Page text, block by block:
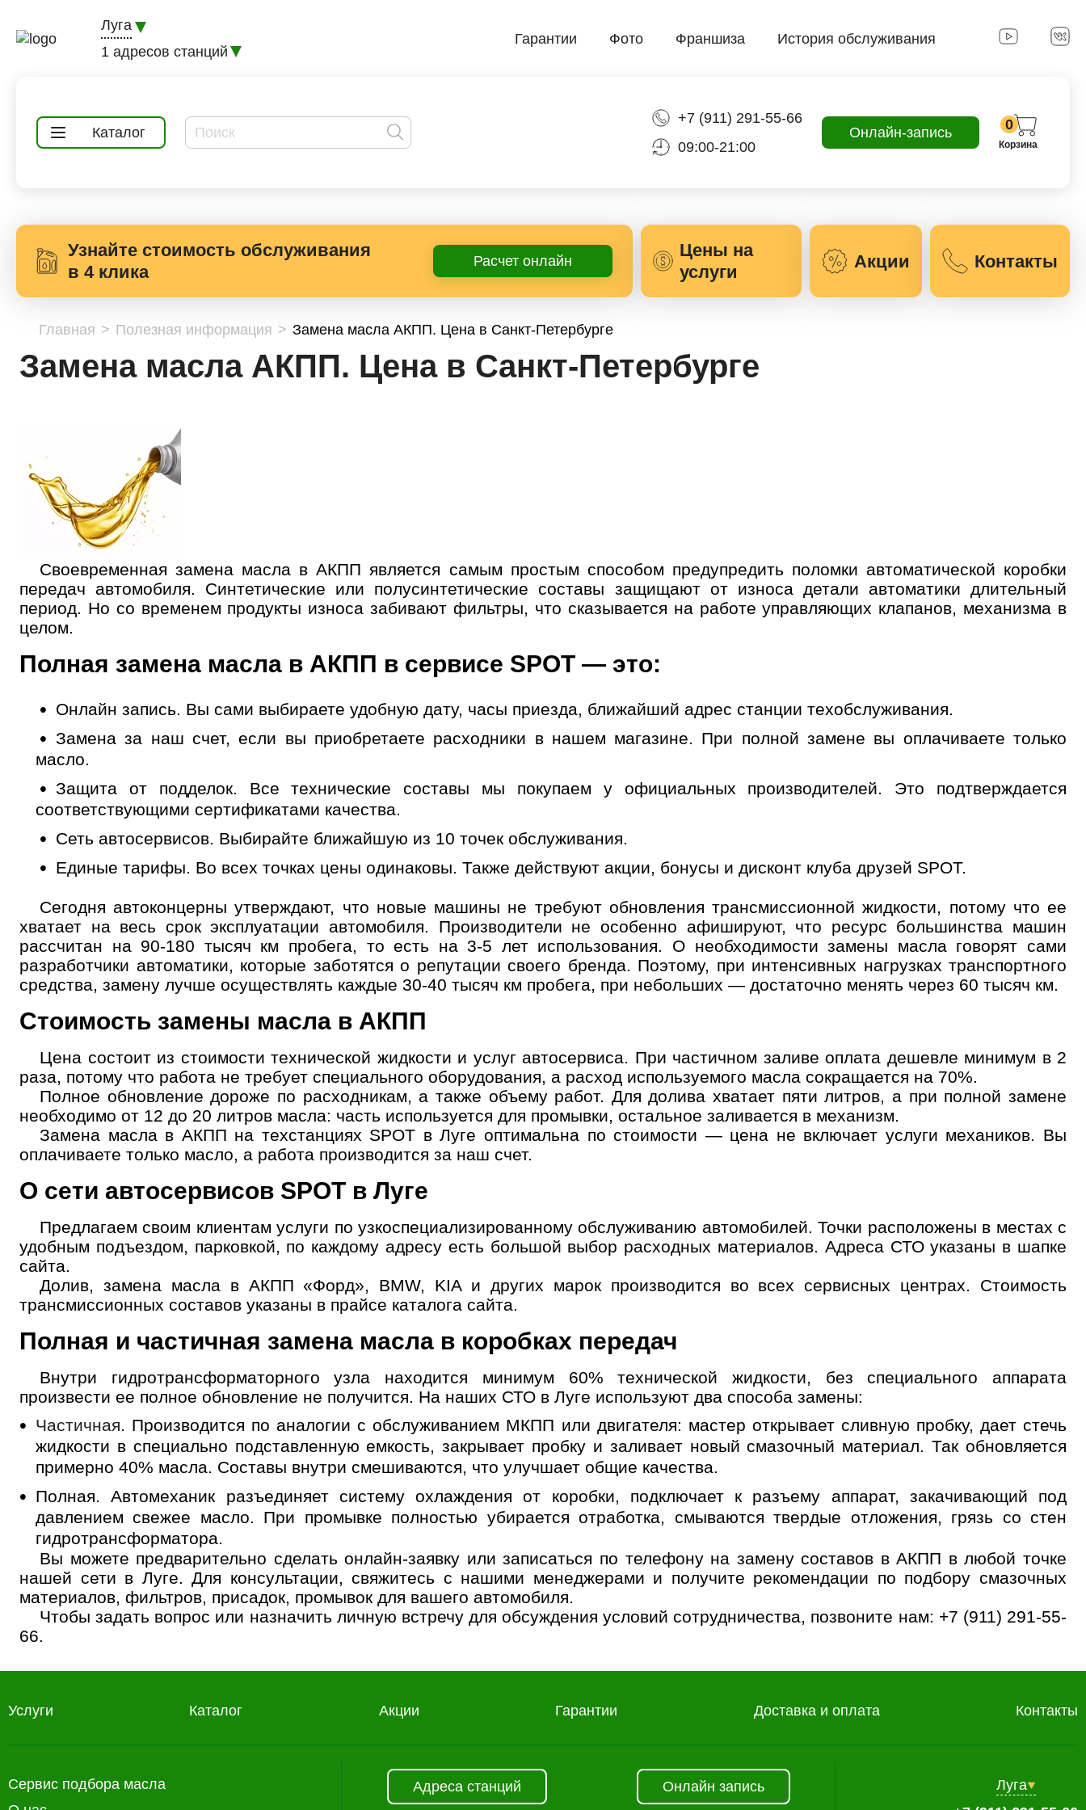
Луга
1 адресов станций
Гарантии Фото Франшиза История обслуживания
Каталог
+7 (911) 291-55-66
09:00-21:00
Онлайн-запись 0
Корзина
Узнайте стоимость обслуживания
в 4 клика
Расчет онлайн
Цены на
услуги
Акции Контакты
Главная Полезная информация Замена масла АКПП. Цена в Санкт-Петербурге
Замена масла АКПП. Цена в Санкт-Петербурге
Своевременная замена масла в АКПП является самым простым способом предупредить поломки автоматической коробки
передач автомобиля. Синтетические или полусинтетические составы защищают от износа детали автоматики длительный
период. Но со временем продукты износа забивают фильтры, что сказывается на работе управляющих клапанов, механизма в
целом.
Полная замена масла в АКПП в сервисе SPOT — это:
Онлайн запись. Вы сами выбираете удобную дату, часы приезда, ближайший адрес станции техобслуживания.
Замена за наш счет, если вы приобретаете расходники в нашем магазине. При полной замене вы оплачиваете только
масло.
Защита от подделок. Все технические составы мы покупаем у официальных производителей. Это подтверждается
соответствующими сертификатами качества.
Сеть автосервисов. Выбирайте ближайшую из 10 точек обслуживания.
Единые тарифы. Во всех точках цены одинаковы. Также действуют акции, бонусы и дисконт клуба друзей SPOT.
Сегодня автоконцерны утверждают, что новые машины не требуют обновления трансмиссионной жидкости, потому что ее
хватает на весь срок эксплуатации автомобиля. Производители не особенно афишируют, что ресурс большинства машин
рассчитан на 90-180 тысяч км пробега, то есть на 3-5 лет использования. О необходимости замены масла говорят сами
разработчики автоматики, которые заботятся о репутации своего бренда. Поэтому, при интенсивных нагрузках транспортного
средства, замену лучше осуществлять каждые 30-40 тысяч км пробега, при небольших — достаточно менять через 60 тысяч км.
Стоимость замены масла в АКПП
Цена состоит из стоимости технической жидкости и услуг автосервиса. При частичном заливе оплата дешевле минимум в 2
раза, потому что работа не требует специального оборудования, а расход используемого масла сокращается на 70%.
Полное обновление дороже по расходникам, а также объему работ. Для долива хватает пяти литров, а при полной замене
необходимо от 12 до 20 литров масла: часть используется для промывки, остальное заливается в механизм.
Замена масла в АКПП на техстанциях SPOT в Луге оптимальна по стоимости — цена не включает услуги механиков. Вы
оплачиваете только масло, а работа производится за наш счет.
О сети автосервисов SPOT в Луге
Предлагаем своим клиентам услуги по узкоспециализированному обслуживанию автомобилей. Точки расположены в местах с
удобным подъездом, парковкой, по каждому адресу есть большой выбор расходных материалов. Адреса СТО указаны в шапке
сайта.
Долив, замена масла в АКПП «Форд», BMW, KIA и других марок производится во всех сервисных центрах. Стоимость
трансмиссионных составов указаны в прайсе каталога сайта.
Полная и частичная замена масла в коробках передач
Внутри гидротрансформаторного узла находится минимум 60% технической жидкости, без специального аппарата
произвести ее полное обновление не получится. На наших СТО в Луге используют два способа замены:
Частичная. Производится по аналогии с обслуживанием МКПП или двигателя: мастер открывает сливную пробку, дает стечь
жидкости в специально подставленную емкость, закрывает пробку и заливает новый смазочный материал. Так обновляется
примерно 40% масла. Составы внутри смешиваются, что улучшает общие качества.
Полная. Автомеханик разъединяет систему охлаждения от коробки, подключает к разъему аппарат, закачивающий под
давлением свежее масло. При промывке полностью убирается отработка, смываются твердые отложения, грязь со стен
гидротрансформатора.
Вы можете предварительно сделать онлайн-заявку или записаться по телефону на замену составов в АКПП в любой точке
нашей сети в Луге. Для консультации, свяжитесь с нашими менеджерами и получите рекомендации по подбору смазочных
материалов, фильтров, присадок, промывок для вашего автомобиля.
Чтобы задать вопрос или назначить личную встречу для обсуждения условий сотрудничества, позвоните нам: +7 (911) 291-55-
66.
Услуги Каталог Акции Гарантии Доставка и оплата Контакты
Сервис подбора масла
Адреса станций Онлайн запись
Луга
Онлайн запись
Выбор
услуги
Выбор
автосервиса
Дата и
Контактные
Успешная
Выберите одну или несколько услуг
Далее
История обслуживания